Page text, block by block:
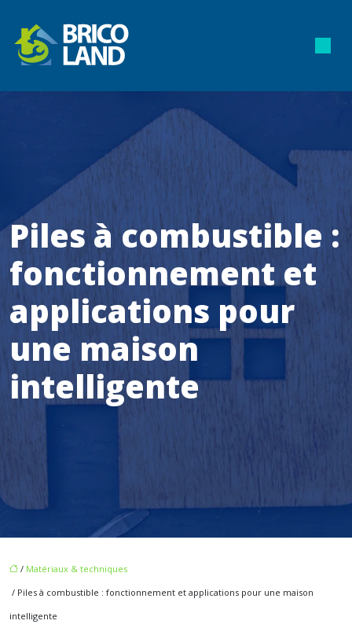
Piles à combustible :
fonctionnement et
applications pour
une maison
intelligente
/ Matériaux & techniques
/ Piles à combustible : fonctionnement et applications pour une maison
intelligente